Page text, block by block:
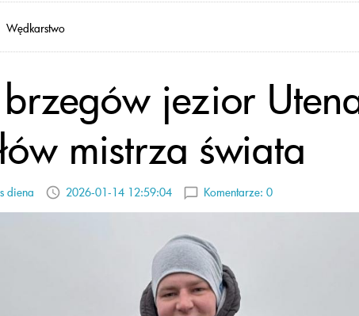
Wędkarstwo
jezior
mistrza świata
diena 2026-01-14 12:59:04 Komentarze: 0